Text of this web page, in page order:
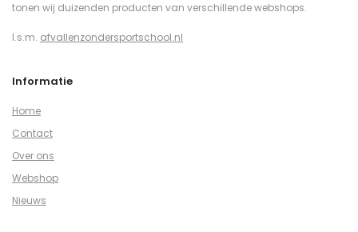
tonen wij duizenden producten van verschillende webshops.
I.s.m. afvallenzondersportschool.nl
Informatie
Home
Contact
Over ons
Webshop
Nieuws